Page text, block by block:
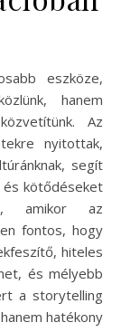
hanem
Az
nyitottak,
segít
és kötődéseket
amikor az
fontos, hogy
hiteles
és mélyebb
a storytelling
hatékony